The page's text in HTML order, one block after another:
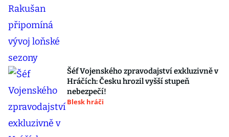
Šéf Vojenského zpravodajství exkluzivně v
Hráčích: Česku hrozil vyšší stupeň
nebezpečí!
Blesk hráči